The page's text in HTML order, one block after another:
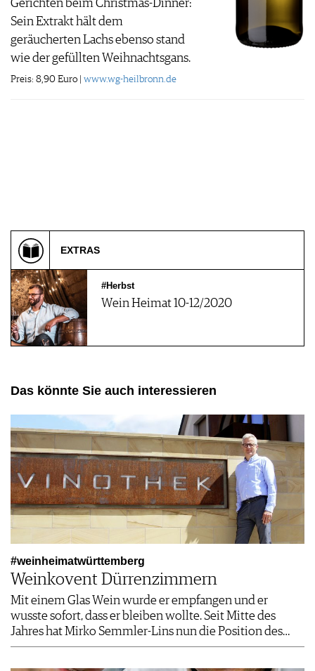
Gerichten beim Christmas-Dinner:
Sein Extrakt hält dem
geräucherten Lachs ebenso stand
wie der gefüllten Weihnachtsgans.
Preis: 8,90 Euro | www.wg-heilbronn.de
EXTRAS
#Herbst
Wein Heimat 10-12/2020
Das könnte Sie auch interessieren
#weinheimatwürttemberg
Weinkovent Dürrenzimmern
Mit einem Glas Wein wurde er empfangen und er
wusste sofort, dass er bleiben wollte. Seit Mitte des
Jahres hat Mirko Semmler-Lins nun die Position des…